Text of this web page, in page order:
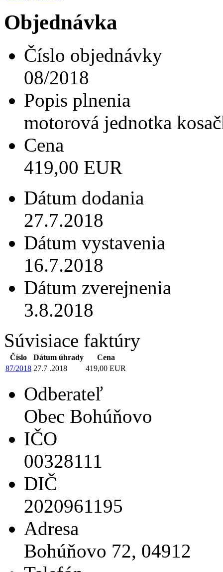
Objednávka
Číslo objednávky
08/2018
Popis plnenia
motorová jednotka
Cena
419,00 EUR
Dátum dodania
27.7.2018
Dátum vystavenia
16.7.2018
Dátum zverejnenia
3.8.2018
Súvisiace faktúry
Číslo Dátum úhrady
Cena
87/2018 27.7 .2018 419,00 EUR
Odberateľ
Obec Bohúňovo
IČO
00328111
DIČ
2020961195
Adresa
Bohúňovo 72, 04912